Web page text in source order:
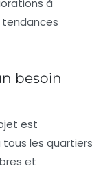
tendances
besoin
est
les quartiers
et